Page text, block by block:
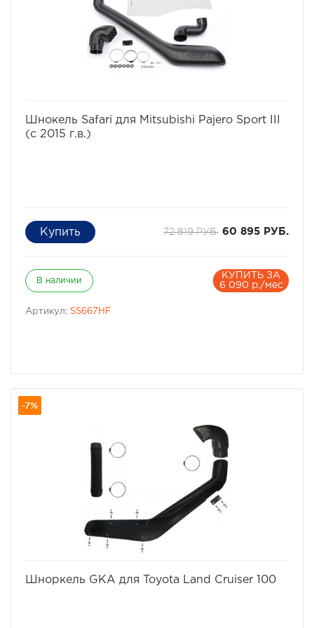
Шнокель Safari для Mitsubishi Pajero Sport III
(с 2015 г.в.)
72 819 РУБ. 60 895 РУБ.
В наличии
КУПИТЬ ЗА
6 090 р./мес
Артикул: SS667HF
-7%
Шноркель GKA для Toyota Land Cruiser 100